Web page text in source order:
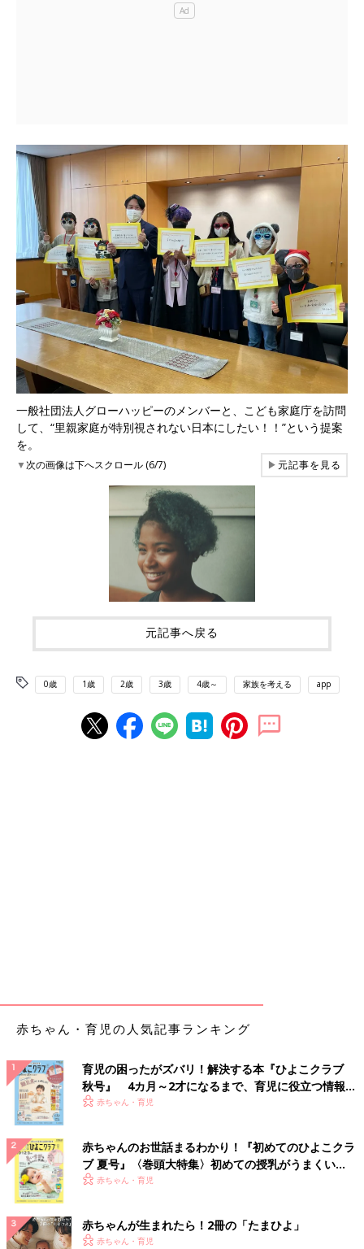
一般社団法人グローハッピーのメンバーと、こども家庭庁を訪問
して、“里親家庭が特別視されない日本にしたい！！”という提案
を。
▼次の画像は下へスクロール (6/7) ▶元記事を見る
元記事へ戻る
0歳 1歳 2歳 3歳 4歳～ 家族を考える app
赤ちゃん・育児の人気記事ランキング
育児の困ったがズバリ！解決する本『ひよこクラブ
秋号』 4カ月～2才になるまで、育児に役立つ情報が
いっぱい！
赤ちゃん・育児
赤ちゃんのお世話まるわかり！『初めてのひよこクラ
ブ 夏号』〈巻頭大特集〉初めての授乳がうまくい
く！ おっぱい・ミルクの基本と夏のトラブル 解決テ
赤ちゃん・育児
赤ちゃんが生まれたら！2冊の「たまひよ」
赤ちゃん・育児